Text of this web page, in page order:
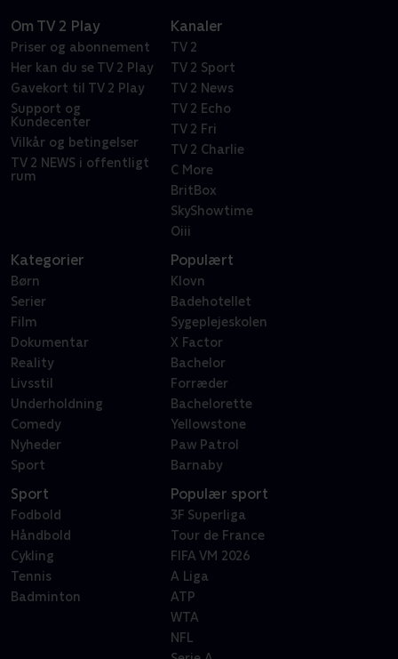
Om TV 2 Play
Priser og abonnement
Her kan du se TV 2 Play
Gavekort til TV 2 Play
Support og
Kundecenter
Vilkår og betingelser
TV 2 NEWS i offentligt
rum
Kanaler
TV 2
TV 2 Sport
TV 2 News
TV 2 Echo
TV 2 Fri
TV 2 Charlie
C More
BritBox
SkyShowtime
Oiii
Kategorier
Børn
Serier
Film
Dokumentar
Reality
Livsstil
Underholdning
Comedy
Nyheder
Sport
Populært
Klovn
Badehotellet
Sygeplejeskolen
X Factor
Bachelor
Forræder
Bachelorette
Yellowstone
Paw Patrol
Barnaby
Sport
Fodbold
Håndbold
Cykling
Tennis
Badminton
Populær sport
3F Superliga
Tour de France
FIFA VM 2026
A Liga
ATP
WTA
NFL